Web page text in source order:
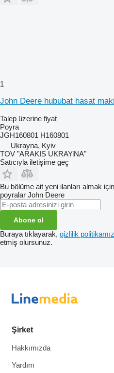
1
John Deere hububat hasat
Talep üzerine fiyat
Poyra
JGH160801 H160801
Ukrayna, Kyiv
TOV "ARAKIS UKRAYiNA"
Satıcıyla iletişime geç
Bu bölüme ait yeni ilanları almak
poyralar John Deere
Abone ol
Buraya tıklayarak, gizlilik
etmiş olursunuz.
Şirket
Hakkımızda
Yardım